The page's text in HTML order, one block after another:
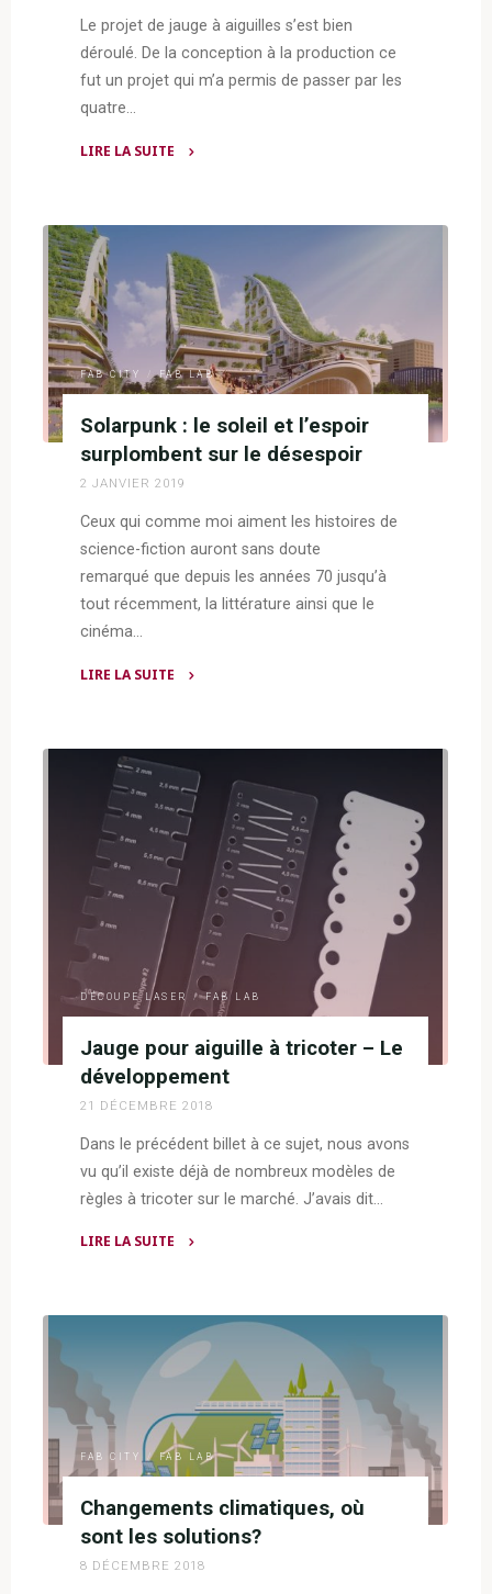
Le projet de jauge à aiguilles s’est bien
déroulé. De la conception à la production ce
fut un projet qui m’a permis de passer par les
quatre…
LIRE LA SUITE
aiguille
à
tricoter
–
La
conclusion"
FAB CITY / FAB LAB
Solarpunk : le soleil et l’espoir
surplombent sur le désespoir
2 JANVIER 2019
Ceux qui comme moi aiment les histoires de
science-fiction auront sans doute
remarqué que depuis les années 70 jusqu’à
tout récemment, la littérature ainsi que le
cinéma…
LIRE LA SUITE
le
l’espoir
surplombent
sur
le
DÉCOUPE LASER / FAB LAB
Jauge pour aiguille à tricoter – Le
développement
21 DÉCEMBRE 2018
Dans le précédent billet à ce sujet, nous avons
vu qu’il existe déjà de nombreux modèles de
règles à tricoter sur le marché. J’avais dit…
LIRE LA SUITE
aiguille
–
Le
développement"
FAB CITY / FAB LAB
Changements climatiques, où
sont les solutions?
8 DÉCEMBRE 2018